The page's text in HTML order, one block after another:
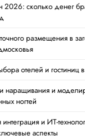
2026: сколько денег
размещения в
отелей и гостиниц
наращивания и
ногтей
интеграция и ИТ-
аспекты